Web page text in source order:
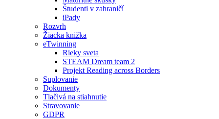
Študenti v zahraničí
iPady
Rozvrh
Žiacka knižka
eTwinning
Rieky sveta
STEAM Dream team 2
Projekt Reading across Borders
Suplovanie
Dokumenty
Tlačivá na stiahnutie
Stravovanie
GDPR